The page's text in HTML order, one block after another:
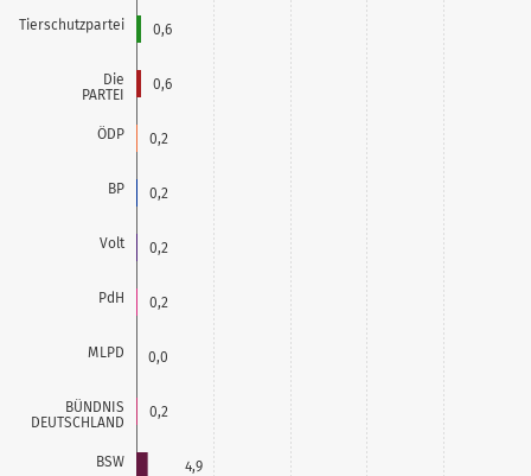
Tierschutzpartei
Die
PARTEI
ÖDP
BP
Volt
PdH
MLPD
BÜNDNIS
DEUTSCHLAND
BSW
0,6
0,6
0,2
0,2
0,2
0,2
0,0
0,2
4,9